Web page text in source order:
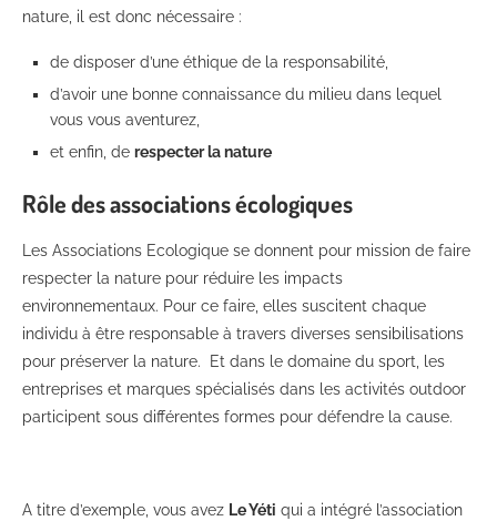
nature, il est donc nécessaire :
de disposer d’une éthique de la responsabilité,
d’avoir une bonne connaissance du milieu dans lequel
vous vous aventurez,
et enfin, de respecter la nature
Rôle des associations écologiques
Les Associations Ecologique se donnent pour mission de faire
respecter la nature pour réduire les impacts
environnementaux. Pour ce faire, elles suscitent chaque
individu à être responsable à travers diverses sensibilisations
pour préserver la nature. Et dans le domaine du sport, les
entreprises et marques spécialisés dans les activités outdoor
participent sous différentes formes pour défendre la cause.
A titre d’exemple, vous avez Le Yéti qui a intégré l’association